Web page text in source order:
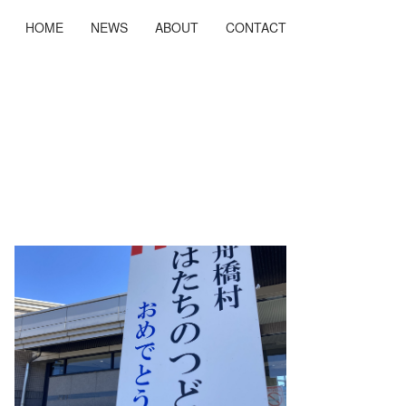
HOME NEWS ABOUT CONTACT